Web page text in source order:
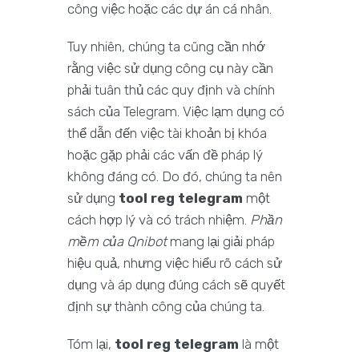
công việc hoặc các dự án cá nhân.
Tuy nhiên, chúng ta cũng cần nhớ
rằng việc sử dụng công cụ này cần
phải tuân thủ các quy định và chính
sách của Telegram. Việc lạm dụng có
thể dẫn đến việc tài khoản bị khóa
hoặc gặp phải các vấn đề pháp lý
không đáng có. Do đó, chúng ta nên
sử dụng tool reg telegram một
cách hợp lý và có trách nhiệm. Phần
mềm của Qnibotmang lại giải pháp
hiệu quả, nhưng việc hiểu rõ cách sử
dụng và áp dụng đúng cách sẽ quyết
định sự thành công của chúng ta.
Tóm lại, tool reg telegram là một